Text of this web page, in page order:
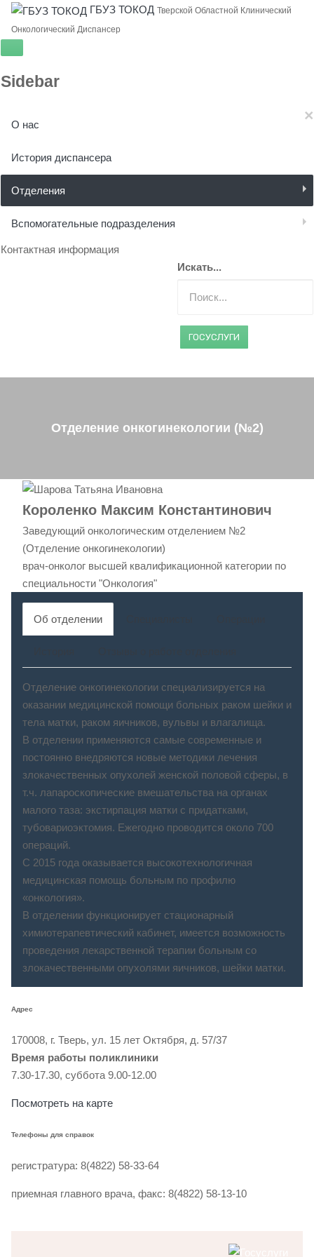
ГБУЗ ТОКОД Тверской Областной Клинический
Онкологический Диспансер
Sidebar
×
О нас
История диспансера
Отделения
Вспомогательные подразделения
Контактная информация
Искать...
ГОСУСЛУГИ
Отделение онкогинекологии (№2)
Короленко Максим Константинович
Заведующий онкологическим отделением №2
(Отделение онкогинекологии)
врач-онколог высшей квалификационной категории по
специальности "Онкология"
Об отделении
Отделение онкогинекологии специализируется на
оказании медицинской помощи больных раком шейки и
тела матки, раком яичников, вульвы и влагалища.
В отделении применяются самые современные и
постоянно внедряются новые методики лечения
злокачественных опухолей женской половой сферы, в
т.ч. лапароскопические вмешательства на органах
малого таза: экстирпация матки с придатками,
тубовариоэктомия. Ежегодно проводится около 700
операций.
С 2015 года оказывается высокотехнологичная
медицинская помощь больным по профилю
«онкология».
В отделении функционирует стационарный
химиотерапевтический кабинет, имеется возможность
проведения лекарственной терапии больным со
злокачественными опухолями яичников, шейки матки.
Адрес
170008, г. Тверь, ул. 15 лет Октября, д. 57/37
Время работы поликлиники
7.30-17.30, суббота 9.00-12.00
Посмотреть на карте
Телефоны для справок
регистратура: 8(4822) 58-33-64
приемная главного врача, факс: 8(4822) 58-13-10